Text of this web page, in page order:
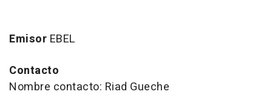
Emisor EBEL
Contacto
Nombre contacto: Riad Gueche